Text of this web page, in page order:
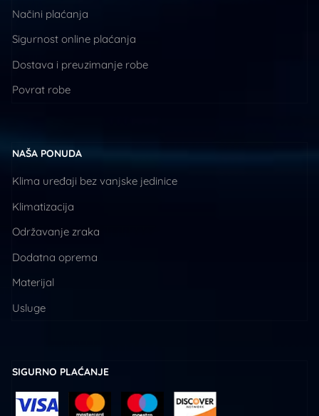
Načini plaćanja
Sigurnost online plaćanja
Dostava i preuzimanje robe
Povrat robe
NAŠA PONUDA
Klima uređaji bez vanjske jedinice
Klimatizacija
Održavanje zraka
Dodatna oprema
Materijal
Usluge
SIGURNO PLAĆANJE